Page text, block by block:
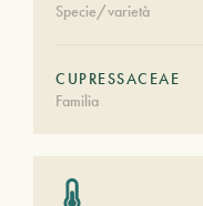
Specie/varietà
CUPRESSACEAE
Familia